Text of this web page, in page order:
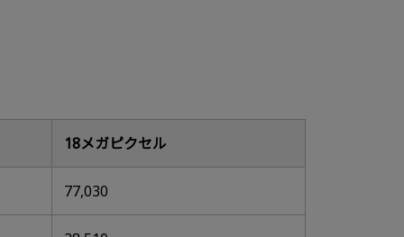
18メガピクセル
77,030